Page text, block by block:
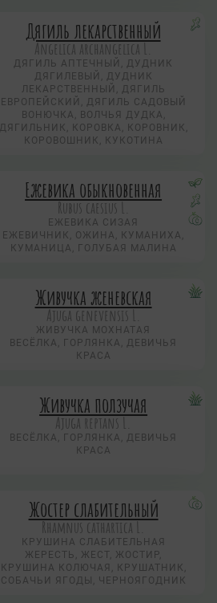
Дягиль лекарственный
Angelica archangelica L.
ДЯГИЛЬ АПТЕЧНЫЙ, ДУДНИК
ДЯГИЛЕВЫЙ, ДУДНИК
ЛЕКАРСТВЕННЫЙ, ДЯГИЛЬ
ЕВРОПЕЙСКИЙ, ДЯГИЛЬ САДОВЫЙ
ВОНЮЧКА, ВОЛЧЬЯ ДУДКА,
ДЯГИЛЬНИК, КОРОВКА, КОРОВНИК,
КОРОВОШНИК, КУКОТИНА
Ежевика обыкновенная
Rubus caesius L.
ЕЖЕВИКА СИЗАЯ
ЕЖЕВИЧНИК, ОЖИНА, КУМАНИХА,
КУМАНИЦА, ГОЛУБАЯ МАЛИНА
Живучка женевская
Ajuga genevensis L.
ЖИВУЧКА МОХНАТАЯ
ВЕСЁЛКА, ГОРЛЯНКА, ДЕВИЧЬЯ
КРАСА
Живучка ползучая
Аjuga reptans L.
ВЕСЁЛКА, ГОРЛЯНКА, ДЕВИЧЬЯ
КРАСА
Жостер слабительный
Rhamnus cathartica L.
КРУШИНА СЛАБИТЕЛЬНАЯ
ЖЕРЕСТЬ, ЖЕСТ, ЖОСТИР,
КРУШИНА КОЛЮЧАЯ, КРУШАТНИК,
СОБАЧЬИ ЯГОДЫ, ЧЕРНОЯГОДНИК